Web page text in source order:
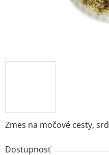
Zmes na močové cesty,
Dostupnosť